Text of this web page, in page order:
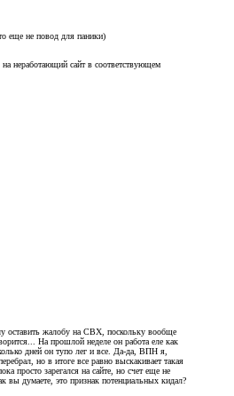
еще не повод для паники)
неработающий сайт в соответствующем
жалобу на CBX, поскольку вообще
На прошлой неделе он работа еле как
дней он тупо лег и все. Да-да, ВПН я,
но в итоге все равно выскакивает такая
просто зарегался на сайте, но счет еще не
вы думаете, это признак потенциальных кидал?